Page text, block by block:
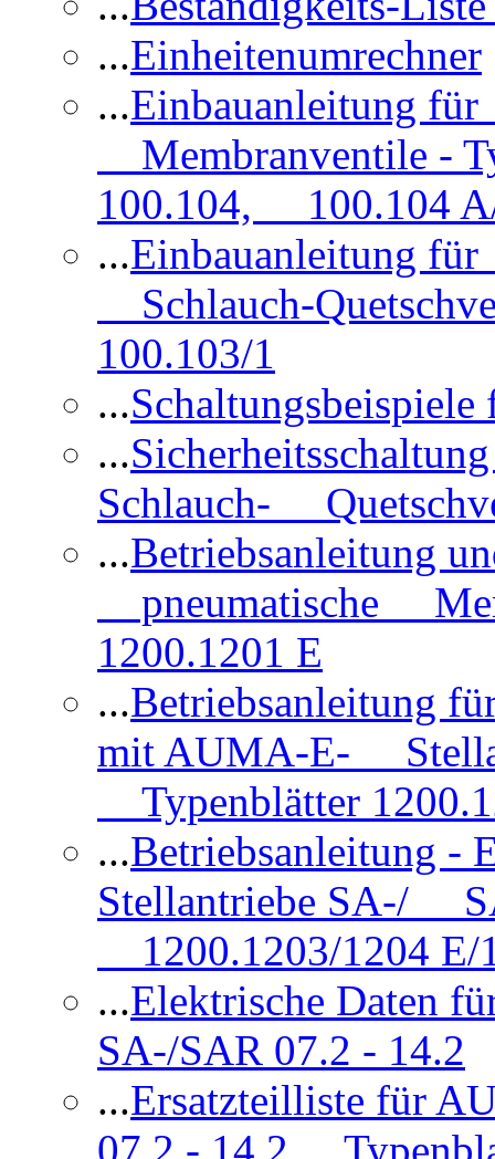
...Einheitenumrechner
...Einbauanleitung
Membranventile -
100.104, 100.104
...Einbauanleitung
Schlauch-
100.103/1
...
...
Schlauch-
...Betriebsanleitung
pneumatische
1200.1201 E
...Betriebsanleitung
mit AUMA-E-
Typenblätter
...Betriebsanleitung
Stellantriebe SA-/
1200.1203/1204 E/
...Elektrische Daten
SA-/SAR 07.2 - 14.2
...Ersatzteilliste für
07.2 - 14.2